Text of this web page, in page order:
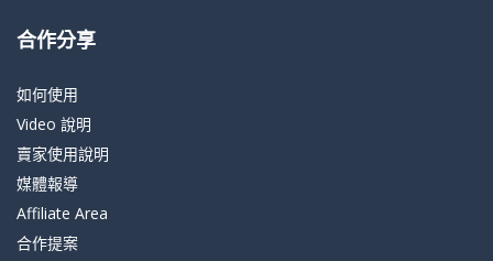
合作分享
如何使用
Video 說明
賣家使用說明
媒體報導
Affiliate Area
合作提案